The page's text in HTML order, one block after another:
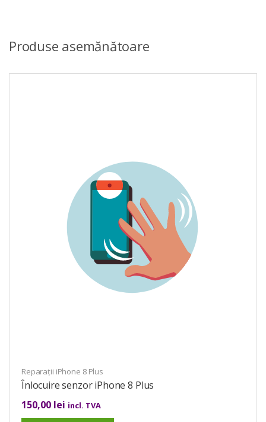
Produse asemănătoare
Reparații iPhone 8 Plus
Înlocuire senzor iPhone 8 Plus
150,00 lei incl. TVA